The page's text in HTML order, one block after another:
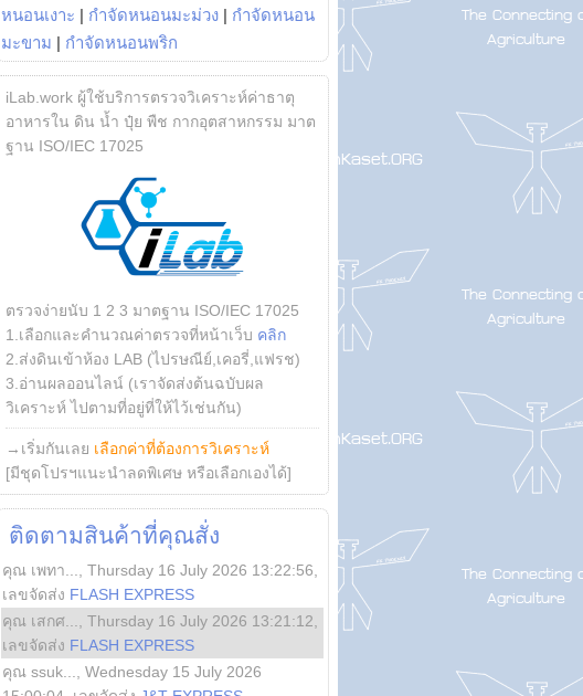
หนอนเงาะ | กำจัดหนอนมะม่วง | กำจัดหนอน
มะขาม | กำจัดหนอนพริก
iLab.work ผู้ใช้บริการตรวจวิเคราะห์ค่าธาตุ
อาหารใน ดิน น้ำ ปุ๋ย พืช กากอุตสาหกรรม มาต
ฐาน ISO/IEC 17025
ตรวจง่ายนับ 1 2 3 มาตฐาน ISO/IEC 17025
1.เลือกและคำนวณค่าตรวจที่หน้าเว็บ คลิก
2.ส่งดินเข้าห้อง LAB (ไปรษณีย์,เคอรี่,แฟรช)
3.อ่านผลออนไลน์ (เราจัดส่งต้นฉบับผล
วิเคราะห์ ไปตามที่อยู่ที่ให้ไว้เช่นกัน)
→เริ่มกันเลย เลือกค่าที่ต้องการวิเคราะห์
[มีชุดโปรฯแนะนำลดพิเศษ หรือเลือกเองได้]
ติดตามสินค้าที่คุณสั่ง
คุณ เพทา... Thursday 16 July 2026 13:22:56
เลขจัดส่ง FLASH EXPRESS
คุณ เสกศ...
Thursday 16 July 2026 13:21:12
เลขจัดส่ง FLASH EXPRESS
คุณ ssuk...
Wednesday 15 July 2026